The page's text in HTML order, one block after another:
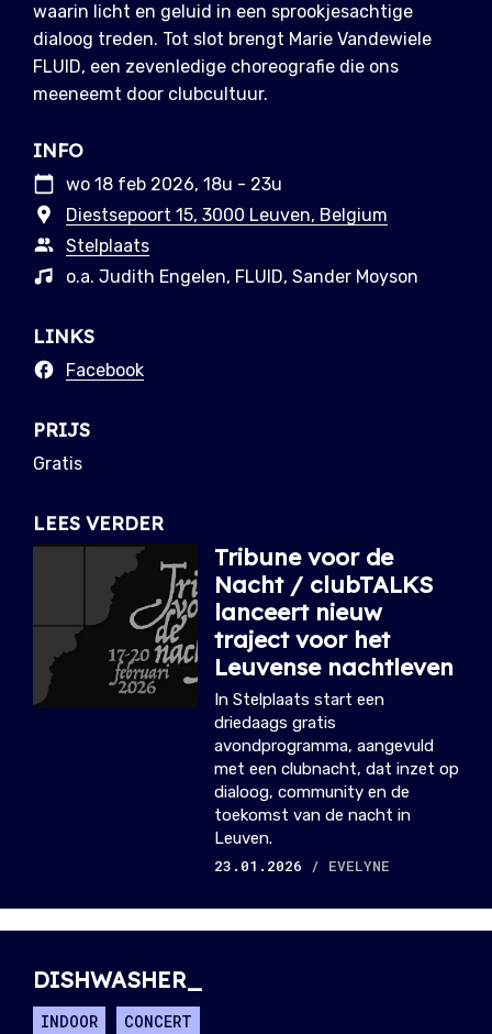
waarin licht en geluid in een sprookjesachtige
dialoog treden. Tot slot brengt Marie Vandewiele
FLUID, een zevenledige choreografie die ons
meeneemt door clubcultuur.
INFO
wo 18 feb 2026, 18u - 23u
Diestsepoort 15, 3000 Leuven, Belgium
Stelplaats
o.a. Judith Engelen, FLUID, Sander Moyson
LINKS
Facebook
PRIJS
Gratis
LEES VERDER
Tribune voor de
Nacht / clubTALKS
lanceert nieuw
traject voor het
Leuvense nachtleven
In Stelplaats start een
driedaags gratis
avondprogramma, aangevuld
met een clubnacht, dat inzet op
dialoog, community en de
toekomst van de nacht in
Leuven.
23.01.2026
/ EVELYNE
DISHWASHER_
INDOOR CONCERT